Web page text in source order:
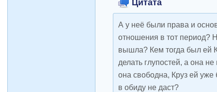
Цитата
А у неё были права и
отношения в тот период?
вышла? Кем тогда был ей
делать глупостей, а она
она свободна, Круз ей уже
в обиду не даст?